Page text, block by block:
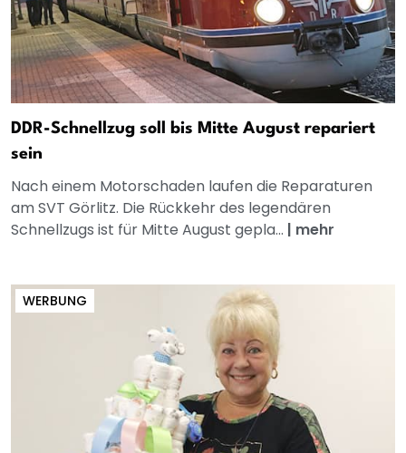
DDR-Schnellzug soll bis Mitte August repariert
sein
Nach einem Motorschaden laufen die Reparaturen
am SVT Görlitz. Die Rückkehr des legendären
Schnellzugs ist für Mitte August gepla... | mehr
WERBUNG